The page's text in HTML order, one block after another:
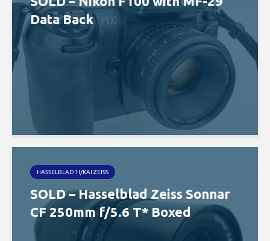
Data Back
HASSELBLAD Ή/ΚΑΙ ZEISS
SOLD – Hasselblad Zeiss Sonnar
CF 250mm f/5.6 T* Boxed